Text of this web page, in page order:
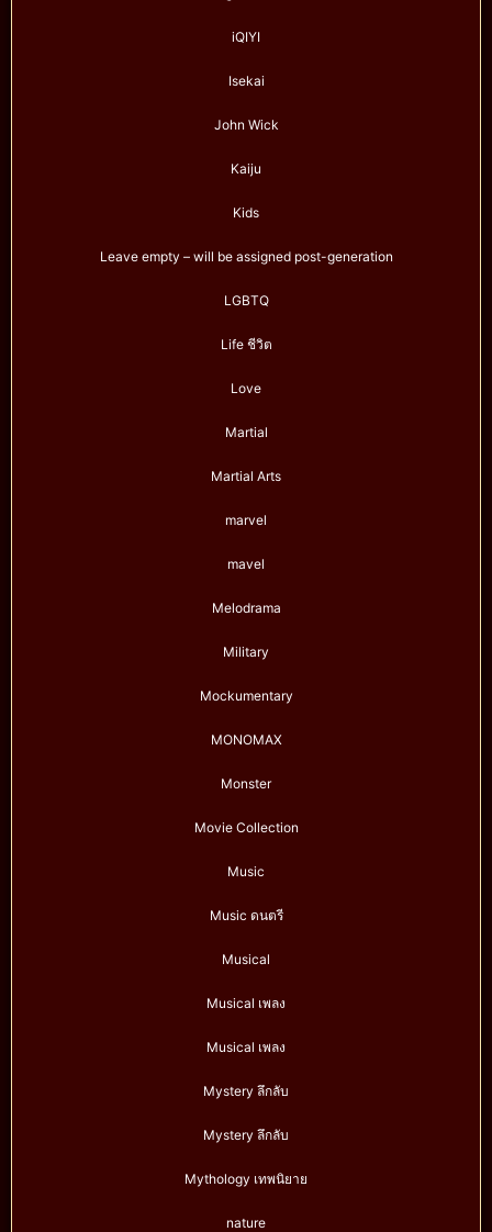
iQIYI
Isekai
John Wick
Kaiju
Kids
Leave empty – will be assigned post-generation
LGBTQ
Life ชีวิต
Love
Martial
Martial Arts
marvel
mavel
Melodrama
Military
Mockumentary
MONOMAX
Monster
Movie Collection
Music
Music ดนตรี
Musical
Musical เพลง
Musical เพลง
Mystery ลึกลับ
Mystery ลึกลับ
Mythology เทพนิยาย
nature